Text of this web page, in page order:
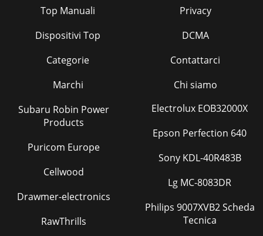
Top Manuali
Dispositivi Top
Categorie
Marchi
Privacy
DCMA
Contattarci
Chi siamo
Subaru Robin Power
Products
Puricom Europe
Cellwood
Drawmer-electronics
RawThrills
Electrolux EOB32000X
Epson Perfection 640
Sony KDL-40R483B
Lg MC-8083DR
Philips 9007XVB2 Scheda
Tecnica